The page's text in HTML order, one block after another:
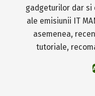
gadgeturilor dar si
ale emisiunii IT
asemenea,
tutoriale,